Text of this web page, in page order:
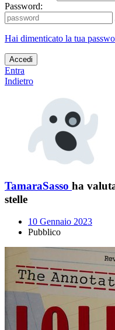
Password:
Hai dimenticato la tua
Accedi
Entra
Indietro
TamaraSasso ha
stelle
10 Gennaio 2023
Pubblico